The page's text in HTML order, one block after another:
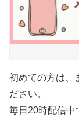
初めての方は、
ださい。
毎日20時配信中